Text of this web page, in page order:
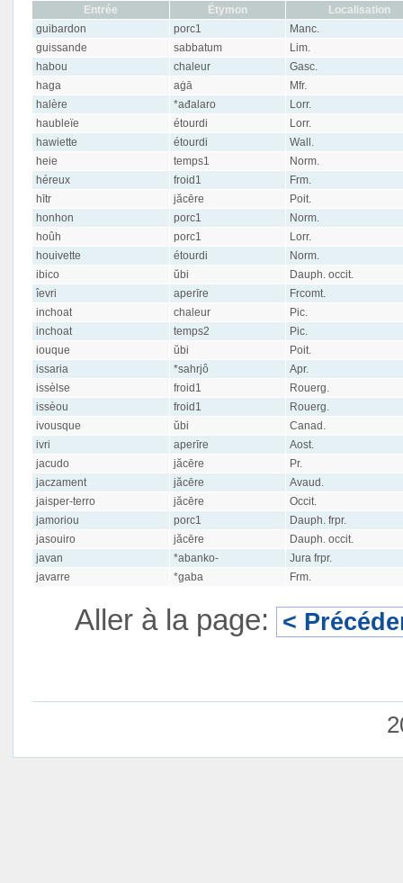
Entrée Étymon
Localisation
guibardon
porc1
Manc.
guissande
sabbatum
Lim.
habou
chaleur
Gasc.
haga
aġā
Mfr.
halère
*ađalaro
Lorr.
haubleïe
étourdi
Lorr.
hawiette
étourdi
Wall.
heie
temps1
Norm.
héreux
froid1
Frm.
hītr
jăcēre
Poit.
honhon
porc1
Norm.
hoûh
porc1
Lorr.
houivette
étourdi
Norm.
ibico
ŭbi
Dauph. occit.
îevri
aperīre
Frcomt.
inchoat
chaleur
Pic.
inchoat
temps2
Pic.
iouque
ŭbi
Poit.
issaria
*sahrjô
Apr.
issèlse
froid1
Rouerg.
issèou
froid1
Rouerg.
ivousque
ŭbi
Canad.
ivri
aperīre
Aost.
jacudo
jăcēre
Pr.
jaczament
jăcēre
Avaud.
jaisper-terro
jăcēre
Occit.
jamoriou
porc1
Dauph. frpr.
jasouiro
jăcēre
Dauph. occit.
javan
*abanko-
Jura frpr.
javarre
*gaba Frm.
Aller à la page: <